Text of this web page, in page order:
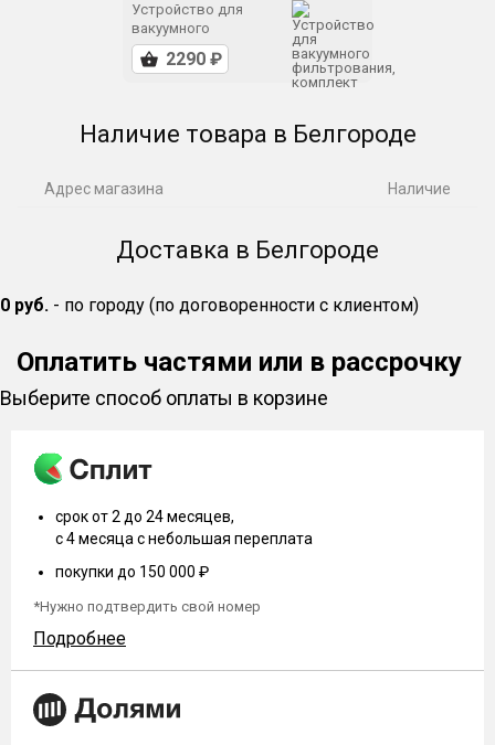
Устройство для
вакуумного
фильтрования,
комплект
Наличие товара в Белгороде
Адрес магазина Наличие
Доставка в Белгороде
0 руб. - по городу (по договоренности с клиентом)
Оплатить частями или в рассрочку
Выберите способ оплаты в корзине
срок от 2 до 24 месяцев,
с 4 месяца с небольшая переплата
покупки до 150 000 ₽
*Нужно подтвердить свой номер
Подробнее